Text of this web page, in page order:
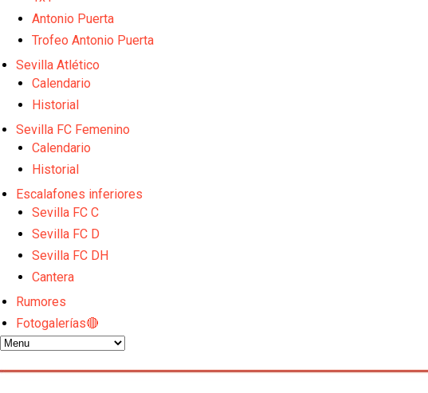
Opinión | "Carta abierta a Alberto Flores" por Rafa García
El Sevilla oficializa el traspaso de Sow
Miguel Sierra: La temporada pasada se vio reflejado que
Diomande ya es madridista mientras Rodri agita el mercado
Antonio Puerta
Trofeo Antonio Puerta
Sevilla Atlético
Calendario
Historial
Sevilla FC Femenino
Calendario
Historial
Escalafones inferiores
Sevilla FC C
Sevilla FC D
Sevilla FC DH
Cantera
Rumores
Fotogalerías🔴